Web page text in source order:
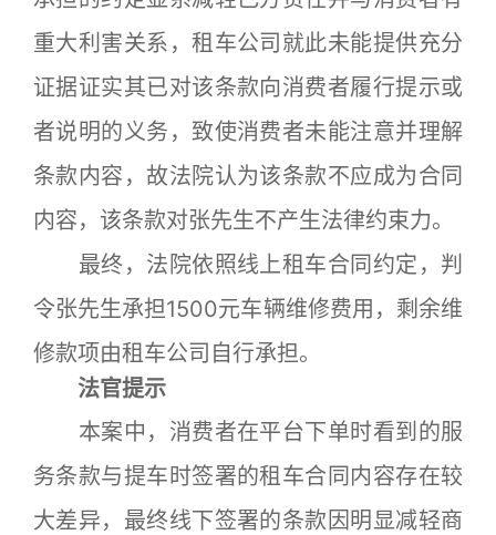
重大利害关系，租车公司就此未能提供充分
证据证实其已对该条款向消费者履行提示或
者说明的义务，致使消费者未能注意并理解
条款内容，故法院认为该条款不应成为合同
内容，该条款对张先生不产生法律约束力。
最终，法院依照线上租车合同约定，判
令张先生承担1500元车辆维修费用，剩余维
修款项由租车公司自行承担。
法官提示
本案中，消费者在平台下单时看到的服
务条款与提车时签署的租车合同内容存在较
大差异，最终线下签署的条款因明显减轻商